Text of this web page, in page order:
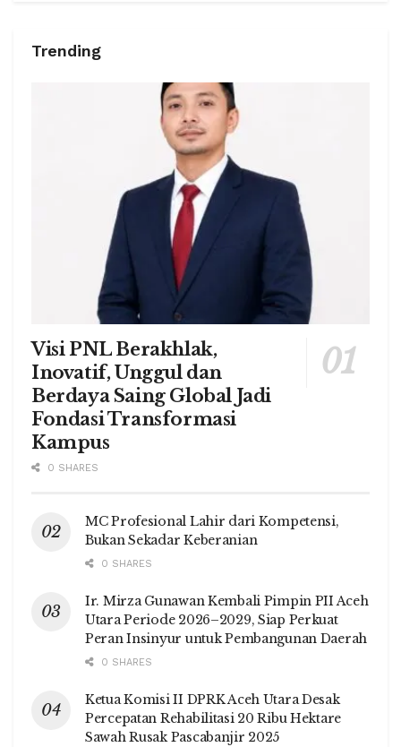
Trending
Visi PNL Berakhlak,
Inovatif, Unggul dan
Berdaya Saing Global Jadi
Fondasi Transformasi
Kampus
0 SHARES
MC Profesional Lahir dari Kompetensi,
Bukan Sekadar Keberanian
0 SHARES
Ir. Mirza Gunawan Kembali Pimpin PII Aceh
Utara Periode 2026–2029, Siap Perkuat
Peran Insinyur untuk Pembangunan Daerah
0 SHARES
Ketua Komisi II DPRK Aceh Utara Desak
Percepatan Rehabilitasi 20 Ribu Hektare
Sawah Rusak Pascabanjir 2025